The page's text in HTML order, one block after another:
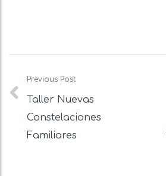
navigation
Previous Post
Taller Nuevas
Constelaciones
Familiares